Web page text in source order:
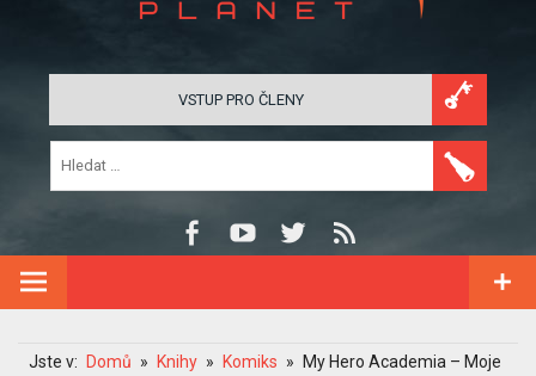
VSTUP PRO ČLENY
Jste v: Domů Knihy Komiks
My Hero Academia – Moje